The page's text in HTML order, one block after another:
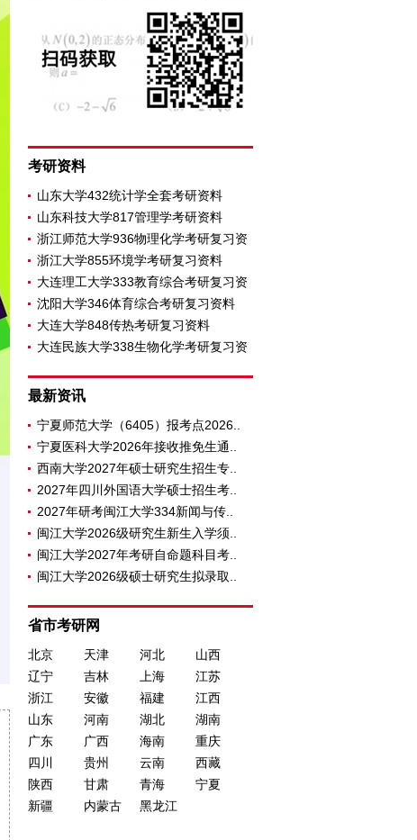
考研资料
山东大学432统计学全套考研资料
山东科技大学817管理学考研资料
浙江师范大学936物理化学考研复习资
浙江大学855环境学考研复习资料
大连理工大学333教育综合考研复习资
沈阳大学346体育综合考研复习资料
大连大学848传热考研复习资料
大连民族大学338生物化学考研复习资
最新资讯
宁夏师范大学（6405）报考点2026..
宁夏医科大学2026年接收推免生通..
西南大学2027年硕士研究生招生专..
2027年四川外国语大学硕士招生考..
2027年研考闽江大学334新闻与传..
闽江大学2026级研究生新生入学须..
闽江大学2027年考研自命题科目考..
闽江大学2026级硕士研究生拟录取..
省市考研网
北京 天津 河北
山西
辽宁
吉林 上海
江苏
浙江
安徽 福建
江西
山东
河南 湖北
湖南
广东
广西 海南
重庆
四川
贵州 云南
西藏
陕西
甘肃 青海
宁夏
新疆
内蒙古 黑龙江